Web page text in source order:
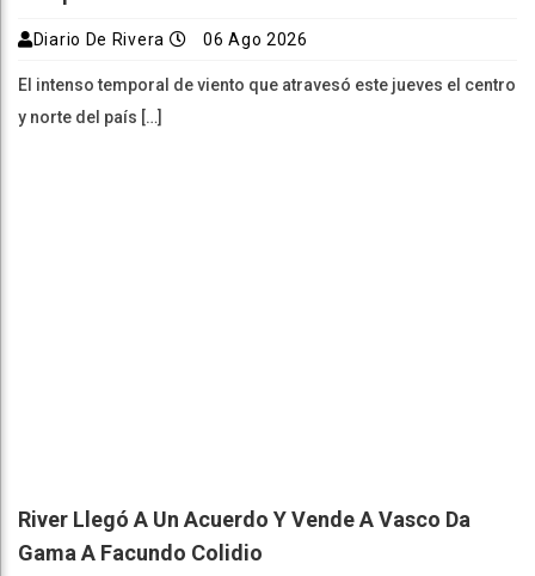
Diario De Rivera 06 Ago 2026
El intenso temporal de viento que atravesó este jueves el centro
y norte del país […]
River Llegó A Un Acuerdo Y Vende A Vasco Da
Gama A Facundo Colidio